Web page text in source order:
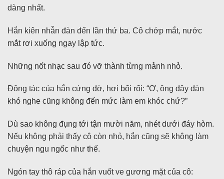
dàng nhất.
Hắn kiên nhẫn đàn đến lần thứ ba. Cô chớp mắt, nước
mắt rơi xuống ngay lập tức.
Những nốt nhạc sau đó vỡ thành từng mảnh nhỏ.
Động tác của hắn cứng đờ, hơi bối rối: “Ơ, ông đây đàn
khó nghe cũng không đến mức làm em khóc chứ?”
Dù sao không đụng tới tận mười năm, nhét dưới đáy hòm.
Nếu không phải thấy cô còn nhỏ, hắn cũng sẽ không làm
chuyện ngu ngốc như thế.
Ngón tay thô ráp của hắn vuốt ve gương mặt của cô: